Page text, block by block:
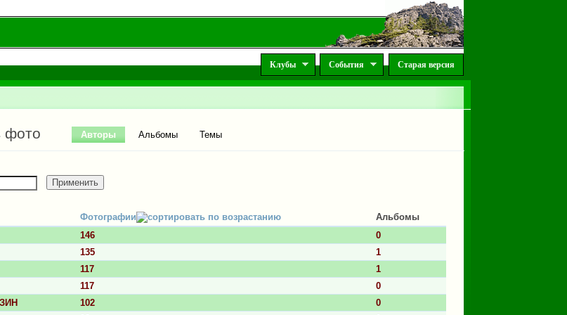
Клубы События Старая версия
фото Авторы (активная вкладка)
Альбомы Темы
Фотографии
Альбомы
146
0
135
1
117
1
117
0
102
0